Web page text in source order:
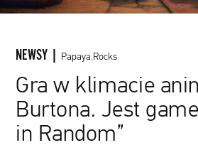
NEWSY | Papaya.Rocks
Gra w klimacie
Burtona. Jest
in Random”